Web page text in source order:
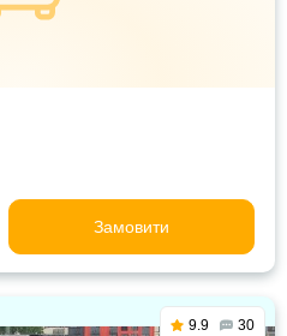
Замовити
9.9 30